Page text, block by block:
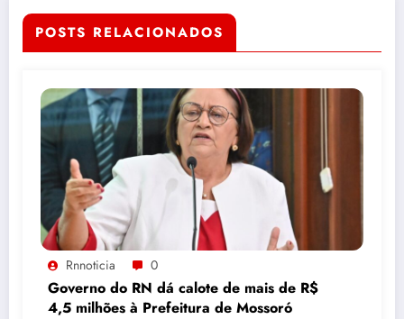
POSTS RELACIONADOS
Rnnoticia 0
Governo do RN dá calote de mais de R$
4,5 milhões à Prefeitura de Mossoró